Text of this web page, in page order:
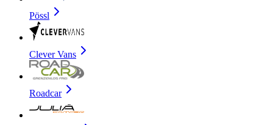
Pössl
Clever Vans
Roadcar